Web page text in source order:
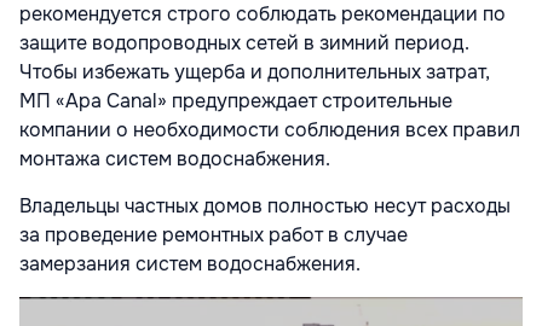
рекомендуется строго соблюдать рекомендации по
защите водопроводных сетей в зимний период.
Чтобы избежать ущерба и дополнительных затрат,
МП «Apa Canal» предупреждает строительные
компании о необходимости соблюдения всех правил
монтажа систем водоснабжения.
Владельцы частных домов полностью несут расходы
за проведение ремонтных работ в случае
замерзания систем водоснабжения.